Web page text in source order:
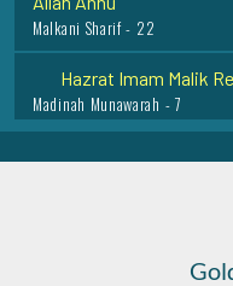
Malkani Sharif - 22
Madinah Munawarah - 7
Hazrat Shah Rukn-e-
Multan - 7
Hazrat Shaikh Sharf-